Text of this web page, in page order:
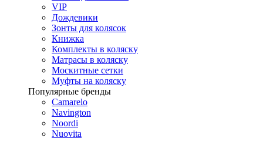
VIP
Дождевики
Зонты для колясок
Книжка
Комплекты в коляску
Матрасы в коляску
Москитные сетки
Муфты на коляску
Популярные бренды
Camarelo
Navington
Noordi
Nuovita